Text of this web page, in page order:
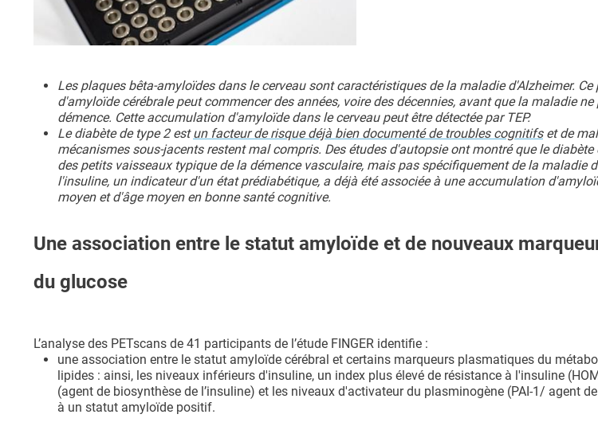
Les plaques bêta-amyloïdes dans le cerveau sont caractéristiques de la maladie d'Alzheimer. Ce
d'amyloïde cérébrale peut commencer des années, voire des décennies, avant que la maladie
démence. Cette accumulation d'amyloïde dans le cerveau peut être détectée par TEP.
Le diabète de type 2 estun facteur de risque déjà bien documenté de troubles cognitifset de
mécanismes sous-jacents restent mal compris. Des études d'autopsie ont montré que le
des petits vaisseaux typique de la démence vasculaire, mais pas spécifiquement de la maladie
l'insuline, un indicateur d'un état prédiabétique, a déjà été associée à une accumulation
moyen et d'âge moyen en bonne santé cognitive.
Une association entre le statut amyloïde et de nouveaux
du glucose
L’analyse des PETscans de 41 participants de l’étude FINGER identifie :
une association entre le statut amyloïde cérébral et certains marqueurs plasmatiques du
lipides : ainsi, les niveaux inférieurs d'insuline, un index plus élevé de résistance à l'insuline
(agent de biosynthèse de l’insuline) et les niveaux d'activateur du plasminogène (PAI-1/ agent
à un statut amyloïde positif.